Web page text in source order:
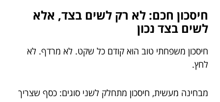
חיסכון חכם: לא רק לשים בצד, אלא
לשים בצד נכון
חיסכון משפחתי טוב הוא קודם כל שקט. לא מרדף. לא
לחץ.
מבחינה מעשית, חיסכון מתחלק לשני סוגים: כסף שצריך